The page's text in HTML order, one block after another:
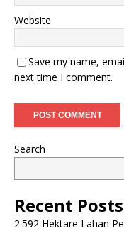
Website
Save my name,
next time I comment.
Search
Recent Posts
2.592 Hektare Lahan